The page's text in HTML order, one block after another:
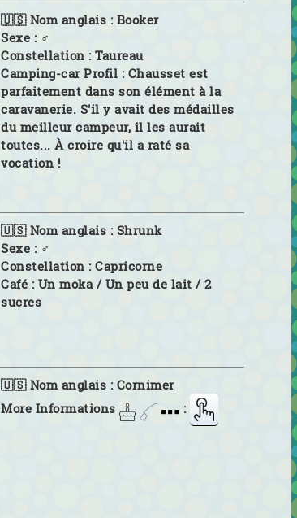
🇺🇸 Nom anglais : Booker
Sexe : ♂
Constellation :Taureau
Camping-car Profil : Chausset est
parfaitement dans son élément à la
caravanerie. S'il y avait des médailles
du meilleur campeur, il les aurait
toutes... À croire qu'il a raté sa
vocation !
🇺🇸 Nom anglais : Shrunk
Sexe : ♂
Constellation :Capricorne
Café : Un moka / Un peu de lait / 2
sucres
🇺🇸 Nom anglais : Cornimer
More Informations
: